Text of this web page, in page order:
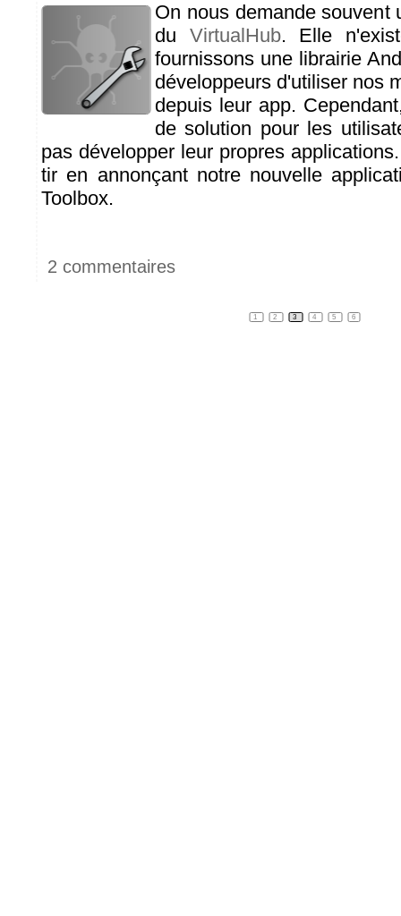
On nous demande souvent
du VirtualHub. Elle
fournissons une librairie
développeurs d'utiliser nos
depuis leur app.
de solution pour les
pas développer leur propres
tir en annonçant notre nouvelle
Toolbox.
2 commentaires
1 2 3 4 5 6